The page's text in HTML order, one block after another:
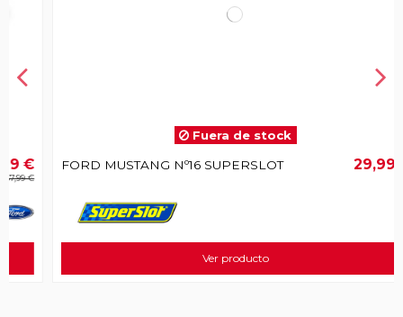
Fuera de stock
FORD MUSTANG Nº16 SUPERSLOT 29,99 €
Ver producto